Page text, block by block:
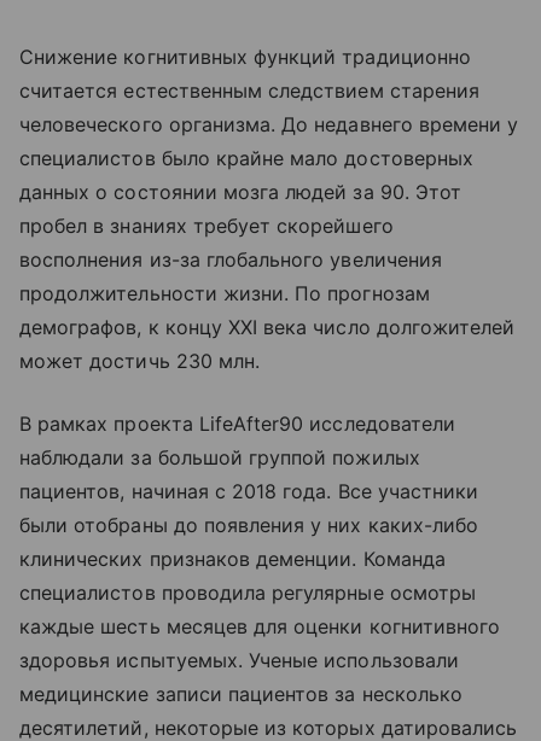
Снижение когнитивных функций традиционно
считается естественным следствием старения
человеческого организма. До недавнего времени у
специалистов было крайне мало достоверных
данных о состоянии мозга людей за 90. Этот
пробел в знаниях требует скорейшего
восполнения из-за глобального увеличения
продолжительности жизни. По прогнозам
демографов, к концу XXI века число долгожителей
может достичь 230 млн.
В рамках проекта LifeAfter90 исследователи
наблюдали за большой группой пожилых
пациентов, начиная с 2018 года. Все участники
были отобраны до появления у них каких-либо
клинических признаков деменции. Команда
специалистов проводила регулярные осмотры
каждые шесть месяцев для оценки когнитивного
здоровья испытуемых. Ученые использовали
медицинские записи пациентов за несколько
десятилетий, некоторые из которых датировались